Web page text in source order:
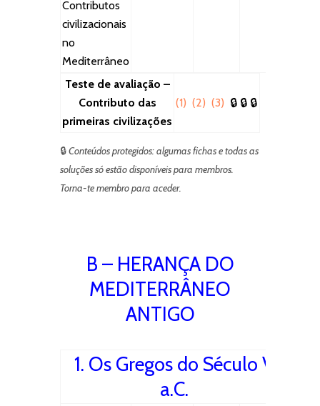
Contributos
civilizacionais
no
Mediterrâneo
Teste de avaliação –
Contributo das
primeiras civilizações
(1) (2) (3) 🔒 🔒 🔒
🔒Conteúdos protegidos: algumas fichas e todas as
soluções só estão disponíveis para membros.
Torna-te membro para aceder.
B – HERANÇA DO
MEDITERRÂNEO
ANTIGO
1. Os Gregos do Século V
a.C.